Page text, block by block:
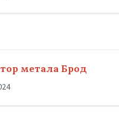
метала Брод